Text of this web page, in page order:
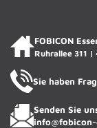
FOBICON
Ruhrallee 311 |
Sie haben
Senden Sie
info@fobicon-